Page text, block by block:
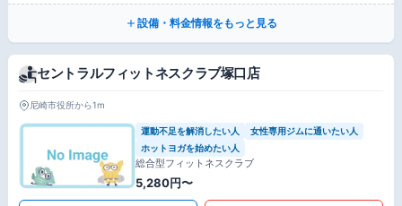
設備・料金情報をもっと見る
セントラルフィットネスクラブ塚口店
尼崎市役所から1m
運動不足を解消したい人
女性専用ジムに通いたい人
ホットヨガを始めたい人
総合型フィットネスクラブ
5,280円〜